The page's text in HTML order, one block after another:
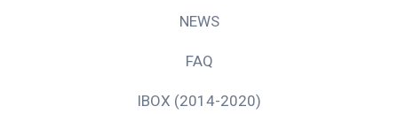
NEWS
FAQ
IBOX (2014-2020)